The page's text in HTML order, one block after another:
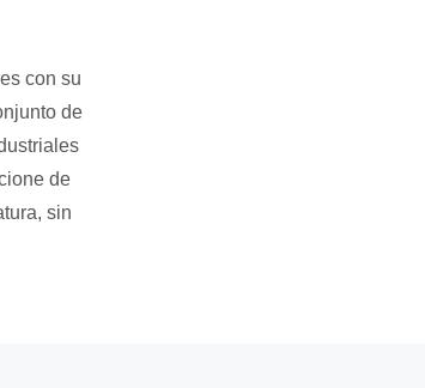
con su
de
de
sin